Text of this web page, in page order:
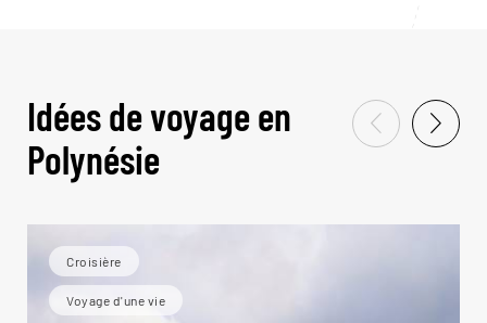
Idées de voyage en
Polynésie
Croisière
Voyage d'une vie